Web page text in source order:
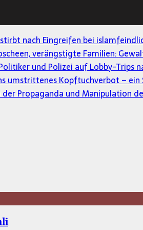
stirbt nach Eingreifen bei
verängstigte Familien:
und Polizei auf Lobby-Trips
umstrittenes Kopftuchverbot – ein
der Propaganda und Manipulation